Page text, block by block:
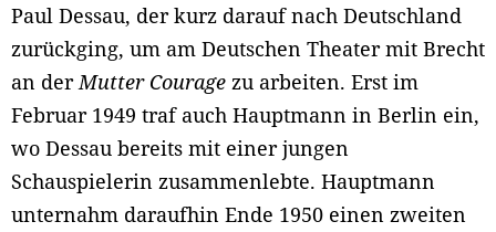
Paul Dessau, der kurz darauf nach Deutschland
zurückging, um am Deutschen Theater mit Brecht
an der Mutter Courage zu arbeiten. Erst im
Februar 1949 traf auch Hauptmann in Berlin ein,
wo Dessau bereits mit einer jungen
Schauspielerin zusammenlebte. Hauptmann
unternahm daraufhin Ende 1950 einen zweiten